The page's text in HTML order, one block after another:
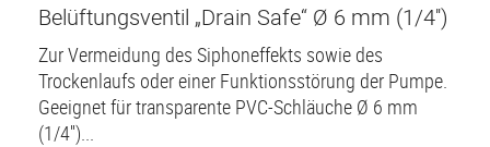
Belüftungsventil „Drain Safe“ Ø 6 mm (1/4'')
Zur Vermeidung des Siphoneffekts sowie des
Trockenlaufs oder einer Funktionsstörung der Pumpe.
Geeignet für transparente PVC-Schläuche Ø 6 mm
(1/4'')...